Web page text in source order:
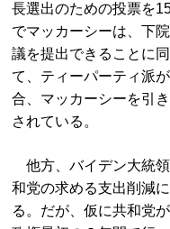
長選出のための投票を
でマッカーシーは、下
議を提出できることに
て、ティーパーティ派
合、マッカーシーを引
されている。
他方、バイデン大統
和党の求める支出削減
る。だが、仮に共和党